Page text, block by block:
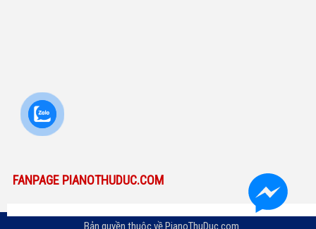
FANPAGE PIANOTHUDUC.COM
Bản quyền thuộc vềPianoThuDuc.com